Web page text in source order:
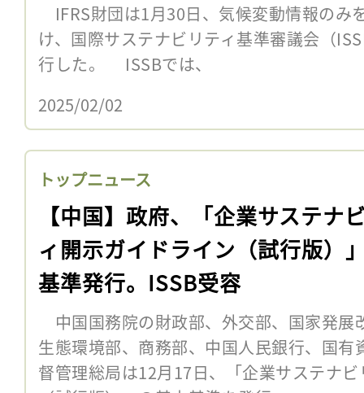
IFRS財団は1月30日、気候変動情報のみ
け、国際サステナビリティ基準審議会（
行した。 ISSBでは、
2025/02/02
トップニュース
【中国】政府、「企業サステナ
ィ開示ガイドライン（試行版）
基準発行。ISSB受容
中国国務院の財政部、外交部、国家発展
生態環境部、商務部、中国人民銀行、国
督管理総局は12月17日、「企業サステナ